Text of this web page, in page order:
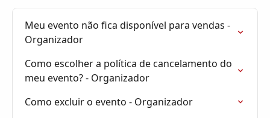
Meu evento não fica disponível para vendas -
Organizador
Como escolher a política de cancelamento do
meu evento? - Organizador
Como excluir o evento - Organizador